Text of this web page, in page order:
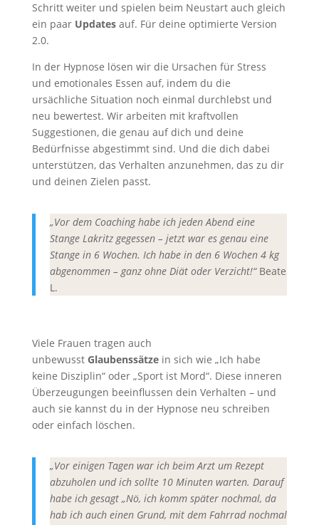
Schritt weiter und spielen beim Neustart auch gleich
ein paar Updatesauf. Für deine optimierte Version
2.0.
In der Hypnose lösen wir die Ursachen für Stress
und emotionales Essen auf, indem du die
ursächliche Situation noch einmal durchlebst und
neu bewertest. Wir arbeiten mit kraftvollen
Suggestionen, die genau auf dich und deine
Bedürfnisse abgestimmt sind. Und die dich dabei
unterstützen, das Verhalten anzunehmen, das zu dir
und deinen Zielen passt.
„Vor dem Coaching habe ich jeden Abend eine
Stange Lakritz gegessen – jetzt war es genau eine
Stange in 6 Wochen. Ich habe in den 6 Wochen 4 kg
abgenommen – ganz ohne Diät oder Verzicht!“Beate
L.
Viele Frauen tragen auch
unbewusst Glaubenssätzein sich wie „Ich habe
keine Disziplin“ oder „Sport ist Mord“. Diese inneren
Überzeugungen beeinflussen dein Verhalten – und
auch sie kannst du in der Hypnose neu schreiben
oder einfach löschen.
„Vor einigen Tagen war ich beim Arzt um Rezept
abzuholen und ich sollte 10 Minuten warten. Darauf
habe ich gesagt „Nö, ich komm später nochmal, da
hab ich auch einen Grund, mit dem Fahrrad nochmal